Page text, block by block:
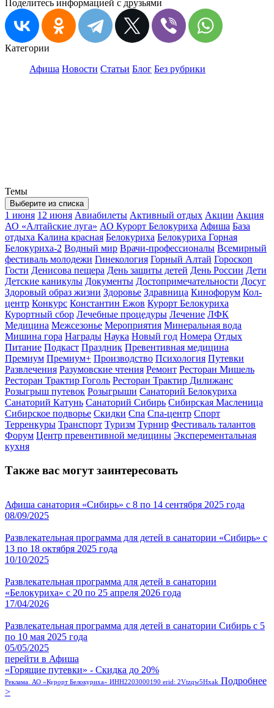
Поделитесь информацией с друзьями
Категории
Афиша Новости Статьи Блог Без рубрики
Темы
Выберите из списка
1 июня 12 июня Авиабилеты Активный отдых Акции Акция
АО «Алтайские луга» АО Курорт Белокуриха Афиша База
отдыха Калина красная Белокуриха Белокуриха Горная
Белокуриха-2 Водный мир Врачи-профессионалы Всемирный
фестиваль молодежи Гинекология Горный Алтай Гороскоп
Гости Денисова пещера День защиты детей День России Дети
Детские каникулы Документы Достопримечательности Досуг
Здоровый образ жизни Здоровье Здравница Кинофорум Кол-
центр Конкурс Константин Ежов Курорт Белокуриха
Курортный сбор Лечебные процедуры Лечение ЛФК
Медицина Межсезонье Мероприятия Минеральная вода
Мишина гора Награды Наука Новый год Номера Отдых
Питание Подкаст Праздник Превентивная медицина
Премиум Премиум+ Производство Психология Путевки
Развлечения Разумовские чтения Ремонт Ресторан Мишель
Ресторан Трактир Гоголь Ресторан Трактир Дилижанс
Розыгрыш путевок Розыгрыши Санаторий Белокуриха
Санаторий Катунь Санаторий Сибирь Сибирская Масленица
Сибирское подворье Скидки Спа Спа-центр Спорт
Терренкуры Транспорт Туризм Турнир Фестиваль талантов
Форум Центр превентивной медицины Эксперементальная
кухня
Также вас могут заинтересовать
Афиша санатория «Сибирь» с 8 по 14 сентября 2025 года
08/09/2025
Развлекательная программа для детей в санатории «Сибирь» с
13 по 18 октября 2025 года
10/10/2025
Развлекательная программа для детей в санатории
«Белокуриха» с 20 по 25 апреля 2026 года
17/04/2026
Развлекательная программа для детей в санатории Сибирь с 5
по 10 мая 2025 года
05/05/2025
перейти в Афиша
«Горящие путевки» - Скидка до 20%
Реклама. АО «Курорт Белокуриха» ИНН2203000190 erid: 2Vtzqw5Hxak Подробнее
>